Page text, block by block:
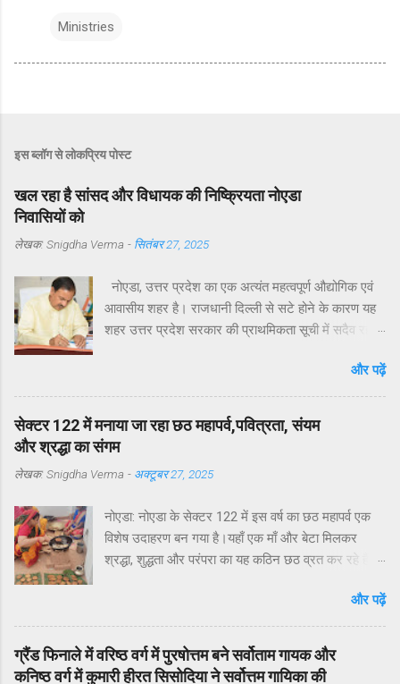
Ministries
इस ब्लॉग से लोकप्रिय पोस्ट
खल रहा है सांसद और विधायक की निष्क्रियता नोएडा
निवासियों को
लेखक: Snigdha Verma - सितंबर 27, 2025
नोएडा, उत्तर प्रदेश का एक अत्यंत महत्वपूर्ण औद्योगिक एवं
आवासीय शहर है। राजधानी दिल्ली से सटे होने के कारण यह
शहर उत्तर प्रदेश सरकार की प्राथमिकता सूची में सदैव रहा
विगत वर्षों में नोएडा, ग्रेटर नोएडा और यमुना एक्सप्रेसवे क्षेत्रों
का अभूतपूर्व दौरा किया है।परंतु, यह अत्यंत खेदजनक है कि
स्थानीय सांसद डॉ. महेश शर्मा एवं विधायक श्री पंकज सिंह
नोएडा के विकास में अपेक्षित सक्रियता नहीं दिखा रहे हैं।
उठाने के बावजूद ठोस कार्यवाही नहीं हो रही है। यह कहना है
संगठन सेक्टर 122 के अध्यक्ष डॉ उमेश शर्मा ने नोएडा की
प्रमुख समस्याओं के हल न होने के कारण जनप्रतिनिधियों की
निष्क्रियता बताया है. उनके अनुसार सांसद और विधायक को
रहा. जन प्रतिनिधियों का क्षेत्रीय दौरों की संख्या अत्यंत सीमित
है।नागरिकों की शिकायतें केवल “कागज़ों में” दर्ज हो रही हैं,
ज़मीनी क...
और पढ़ें
सेक्टर 122 में मनाया जा रहा छठ महापर्व,पवित्रता, संयम
और श्रद्धा का संगम
लेखक: Snigdha Verma - अक्टूबर 27, 2025
नोएडा: नोएडा के सेक्टर 122 में इस वर्ष का छठ महापर्व एक
विशेष उदाहरण बन गया है।यहाँ एक माँ और बेटा मिलकर
श्रद्धा, शुद्धता और परंपरा का यह कठिन छठ व्रत कर रहे हैं —
पर्व आमतौर पर महिलाओं द्वारा किया जाने वाला कठोर उपवास
होता है, लेकिन इस वर्ष माँ के साथ बेटे ने भी समान श्रद्धा और
नियमों के साथ यह व्रत निभाने का संकल्प लिया है छठ व्रत
का अर्थ और महत्व पर प्रकाश डालते हुए आवासीय कल्याण
और पढ़ें
ग्रैंड फिनाले में वरिष्ठ वर्ग में पुरषोत्तम बने सर्वोताम गायक और
कनिष्ठ वर्ग में कुमारी हीरत सिसोदिया ने सर्वोत्तम गायिका की